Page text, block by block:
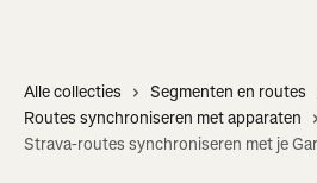
Alle collecties
Segmenten en routes
Routes synchroniseren met apparaten
Strava-routes synchroniseren met je